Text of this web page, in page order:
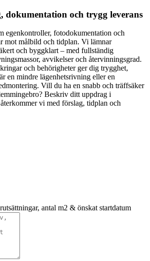
dokumentation och trygg leverans
egenkontroller, fotodokumentation och
mot målbild och tidplan. Vi lämnar
och byggklart – med fullständig
avvikelser och återvinningsgrad.
och behörigheter ger dig trygghet,
en mindre lägenhetsrivning eller en
Vill du ha en snabb och träffsäker
Beskriv ditt uppdrag i
vi med förslag, tidplan och
antal m2 & önskat startdatum